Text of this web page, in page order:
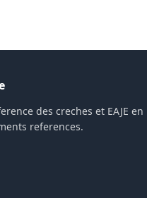
des creches et EAJE
references.